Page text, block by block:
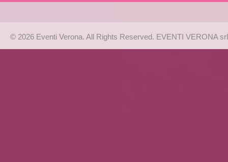
© 2026 Eventi Verona. All Rights Reserved. EVENTI VERONA